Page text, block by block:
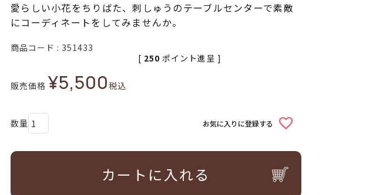
愛らしい小花をちりばた、刺しゅうのテーブルセンターで素敵
にコーディネートをしてみませんか。
商品コード 351433
販売価格 ¥5,500税込
[ 250 ポイント進呈 ]
お気に入りに登録する
カートに入れる